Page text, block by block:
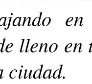
lleno
ciudad.